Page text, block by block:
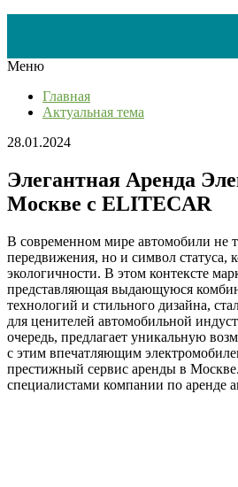
Меню
Главная
Актуальная тема
28.01.2024
Элегантная Аренда
Москве с ELITECAR
В современном мире автомобили не
передвижения, но и символ статуса,
экологичности. В этом контексте
представляющая выдающуюся
технологий и стильного дизайна,
для ценителей автомобильной
очередь, предлагает уникальную
с этим впечатляющим
престижный сервис аренды в
специалистами компании по аренде